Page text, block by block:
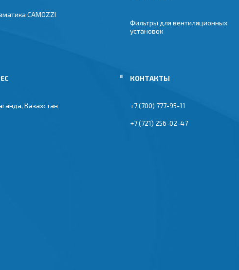
CAMOZZI
Фильтры для вентиляционных
установок
Казахстан +7 (700) 777-95-11
+7 (721) 256-02-47